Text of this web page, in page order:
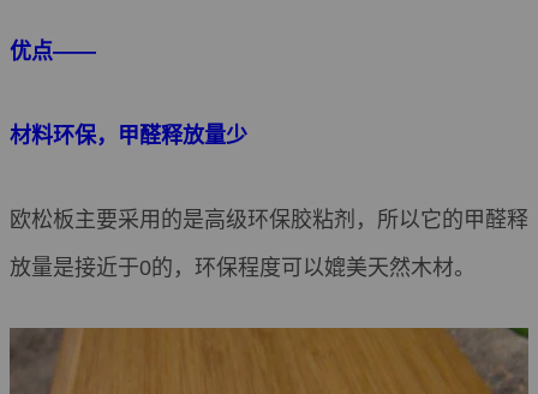
优点——
材料环保，甲醛释放量少
欧松板主要采用的是高级环保胶粘剂，所以它的甲醛释
放量是接近于0的，环保程度可以媲美天然木材。